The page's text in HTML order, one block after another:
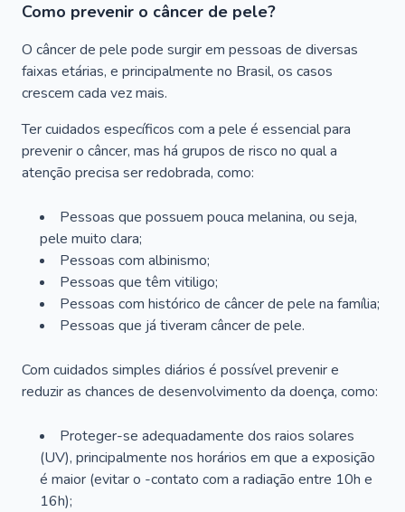
Como prevenir o câncer de pele?
O câncer de pele pode surgir em pessoas de diversas
faixas etárias, e principalmente no Brasil, os casos
crescem cada vez mais.
Ter cuidados específicos com a pele é essencial para
prevenir o câncer, mas há grupos de risco no qual a
atenção precisa ser redobrada, como:
Pessoas que possuem pouca melanina, ou seja,
pele muito clara;
Pessoas com albinismo;
Pessoas que têm vitiligo;
Pessoas com histórico de câncer de pele na família;
Pessoas que já tiveram câncer de pele.
Com cuidados simples diários é possível prevenir e
reduzir as chances de desenvolvimento da doença, como:
Proteger-se adequadamente dos raios solares
(UV), principalmente nos horários em que a exposição
é maior (evitar o -contato com a radiação entre 10h e
16h);